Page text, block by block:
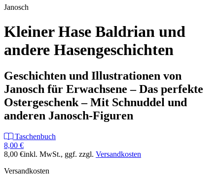
Janosch
Kleiner Hase Baldrian und
andere Hasengeschichten
Geschichten und Illustrationen von
Janosch für Erwachsene – Das perfekte
Ostergeschenk – Mit Schnuddel und
anderen Janosch-Figuren
Taschenbuch
8,00 €
8,00 €inkl. MwSt., ggf. zzgl. Versandkosten
Versandkosten